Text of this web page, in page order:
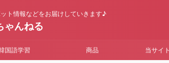
ト情報などをお届けしていきます♪
ゃんねる
国語学習 商品 当サイ